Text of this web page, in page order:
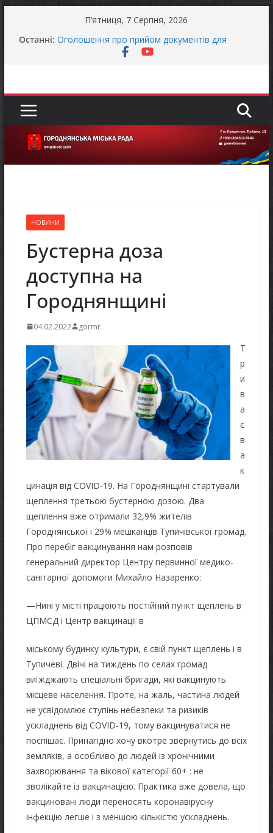
П’ятниця, 7 Серпня, 2026
Останні: Оголошення про прийом документів для
присудження Премії Кабінету Міністрів України
Продовжується реалізація програми «Діалог
Батьки майбутніх першокласників уже можуть
оформити «Пакунок школяра»
Останніми днями погода випробовує жителів
громади справжньою літньою спекою
НОВИНИ
Бустерна доза
доступна на
Городнянщині
04.02.2022 gormr
Т
р
и
в
а
є
в
а
к
цинація від COVID-19. На Городнянщині стартували
щеплення третьою бустерною дозою. Два
щеплення вже отримали 32,9% жителів
Городнянської і 29% мешканців Тупичівської громад.
Про перебіг вакцинування нам розповів
генеральний директор Центру первинної медико-
санітарної допомоги Михайло Назаренко:
—Нині у місті працюють постійний пункт щеплень в
ЦПМСД і Центр вакцинації в
міському будинку культури, є свій пункт щеплень і в
Тупичеві. Двічі на тиждень по селах громад
виїжджають спеціальні бригади, які вакцинують
місцеве населення. Проте, на жаль, частина людей
не усвідомлює ступінь небезпеки та ризиків
ускладнень від COVID-19, тому вакцинуватися не
поспішає. Принагідно хочу вкотре звернутись до всіх
земляків, а особливо до людей із хронічними
захворювання та вікової категорії 60+ : не
зволікайте із вакцинацією. Практика вже довела, що
вакциновані люди переносять коронавірусну
інфекцію легше і з меншою кількістю ускладнень.